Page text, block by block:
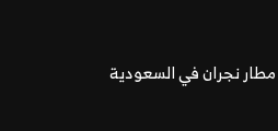
نجران في السعودية